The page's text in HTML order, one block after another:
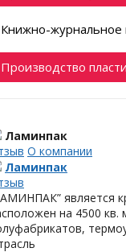
Книжно-журнальное
Производство
Ламинпак
О компании
Ламинпак
является
на 4500 кв.